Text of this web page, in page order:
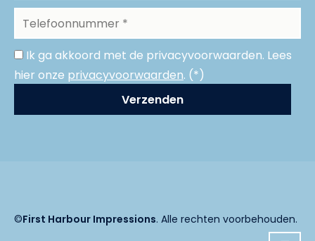
Ik ga akkoord met de privacyvoorwaarden. Lees
hier onze privacyvoorwaarden. (*)
©First Harbour Impressions. Alle rechten voorbehouden.